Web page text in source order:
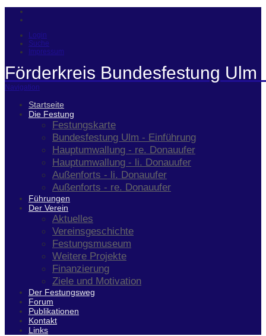
Login
Suche
Impressum
Förderkreis Bundesfestung Ulm
Navigation
Startseite
Die Festung
Festungskarte
Bundesfestung Ulm - Einführung
Hauptumwallung - re. Donauufer
Hauptumwallung - li. Donauufer
Außenforts - li. Donauufer
Außenforts - re. Donauufer
Führungen
Der Verein
Aktuelles
Vereinsgeschichte
Festungsmuseum
Weitere Projekte
Finanzierung
Ziele und Motivation
Der Festungsweg
Forum
Publikationen
Kontakt
Links